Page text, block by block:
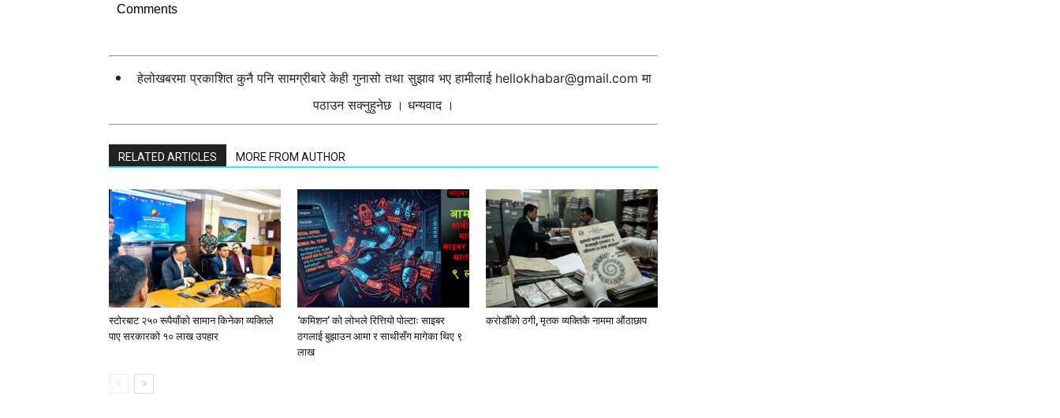
Comments
हेलोखबरमा प्रकाशित कुनै पनि सामग्रीबारे केही गुनासो तथा सुझाव भए हामीलाई hellokhabar@gmail.com मा
पठाउन सक्नुहुनेछ । धन्यवाद ।
RELATED ARTICLES MORE FROM AUTHOR
स्टाेरबाट २५० रूपैयाँको सामान किनेका व्यक्तिले
पाए सरकारको १० लाख उपहार
‘कमिशन’ को लोभले रित्तियो पोल्टाः साइबर
ठगलाई बुझाउन आमा र साथीसँग मागेका थिए ९
लाख
करोडौँको ठगी, मृतक व्यक्तिकै नाममा औंठाछाप